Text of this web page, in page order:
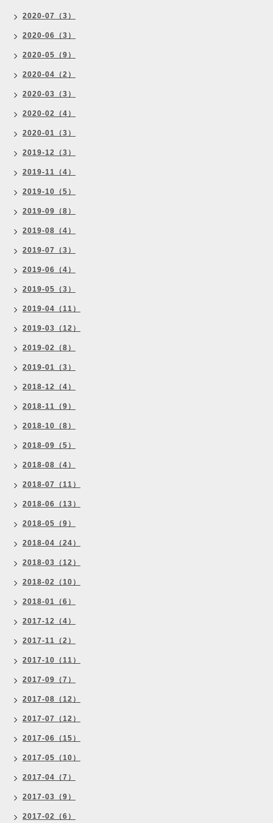
2020-07（3）
2020-06（3）
2020-05（9）
2020-04（2）
2020-03（3）
2020-02（4）
2020-01（3）
2019-12（3）
2019-11（4）
2019-10（5）
2019-09（8）
2019-08（4）
2019-07（3）
2019-06（4）
2019-05（3）
2019-04（11）
2019-03（12）
2019-02（8）
2019-01（3）
2018-12（4）
2018-11（9）
2018-10（8）
2018-09（5）
2018-08（4）
2018-07（11）
2018-06（13）
2018-05（9）
2018-04（24）
2018-03（12）
2018-02（10）
2018-01（6）
2017-12（4）
2017-11（2）
2017-10（11）
2017-09（7）
2017-08（12）
2017-07（12）
2017-06（15）
2017-05（10）
2017-04（7）
2017-03（9）
2017-02（6）